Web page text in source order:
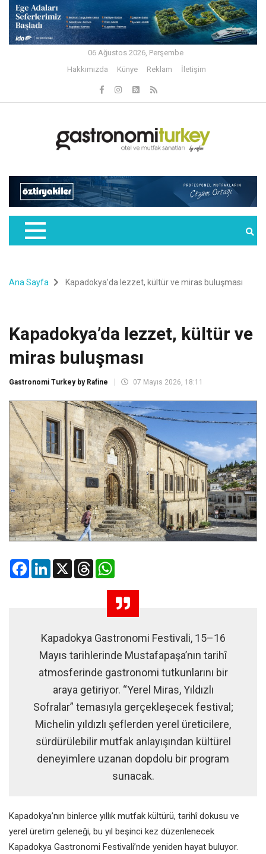
06 Ağustos 2026, Perşembe
Hakkımızda
Künye Reklam İletişim
Ana Sayfa Kapadokya’da lezzet, kültür ve miras buluşması
Kapadokya’da lezzet, kültür ve
miras buluşması
Gastronomi Turkey by Rafine 07 Mayıs 2026, 18:11
FacebookLinkedIn
X Threads
Kapadokya Gastronomi Festivali, 15–16
Mayıs tarihlerinde Mustafapaşa’nın tarihî
atmosferinde gastronomi tutkunlarını bir
araya getiriyor. “Yerel Miras, Yıldızlı
Sofralar” temasıyla gerçekleşecek festival;
Michelin yıldızlı şeflerden yerel üreticilere,
sürdürülebilir mutfak anlayışından kültürel
deneyimlere uzanan dopdolu bir program
sunacak.
Kapadokya’nın binlerce yıllık mutfak kültürü, tarihî dokusu ve
yerel üretim geleneği, bu yıl beşinci kez düzenlenecek
Kapadokya Gastronomi Festivali’nde yeniden hayat buluyor.